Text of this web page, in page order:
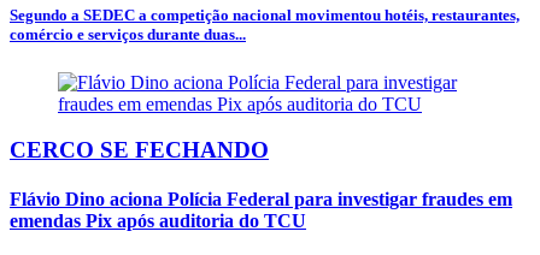
Segundo a SEDEC a competição nacional movimentou hotéis, restaurantes,
comércio e serviços durante duas...
CERCO SE FECHANDO
Flávio Dino aciona Polícia Federal para investigar fraudes em
emendas Pix após auditoria do TCU